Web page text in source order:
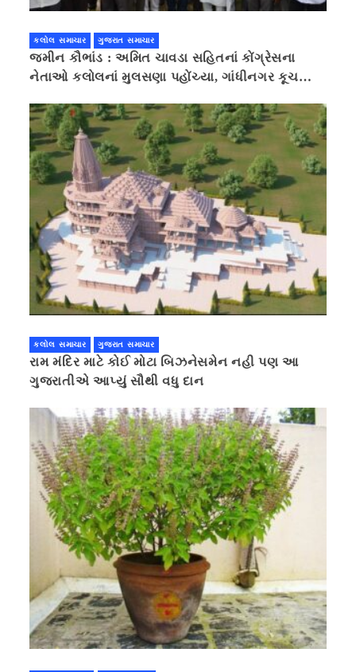
કલોલ સમાચાર ગુજરાત સમાચાર
જમીન કૌભાંડ : અમિત ચાવડા સહિતનાં કોંગ્રેસના
નેતાઓ કલોલનાં મુલસણા પહોંચ્યા, ગાંધીનગર કૂચ
કલોલ સમાચાર ગુજરાત સમાચાર
રામ મંદિર માટે કોઈ મોટા બિઝનેસમેન નહી પણ આ
ગુજરાતીએ આપ્યું સૌથી વધુ દાન